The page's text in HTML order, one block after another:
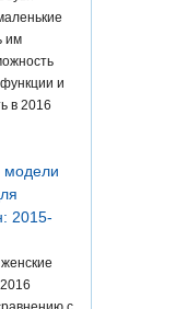
им
и
в 2016
модели
2015-